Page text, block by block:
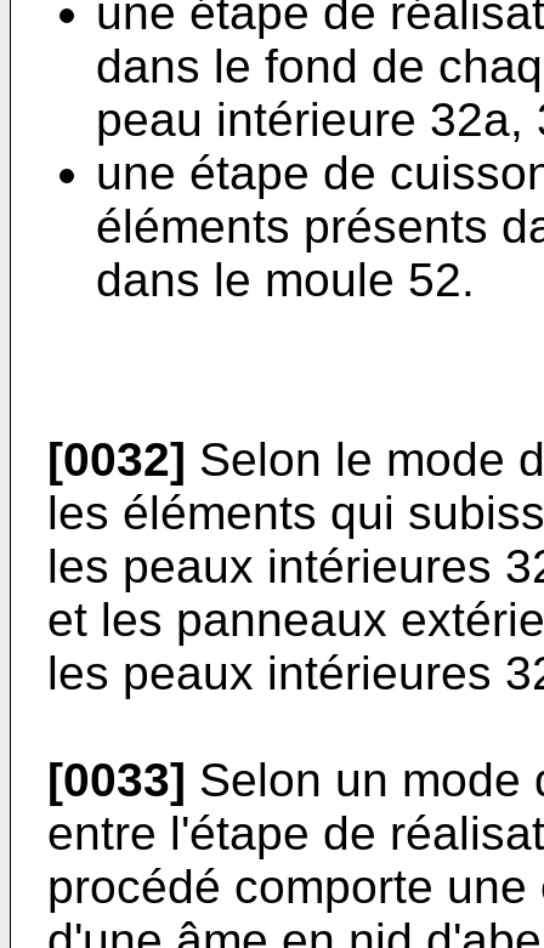
une étape de
dans le fond de
peau intérieure
une étape de
éléments présents
dans le moule 52.
[0032] Selon le mode
les éléments qui
les peaux intérieures
et les panneaux
les peaux intérieures
[0033] Selon un mode
entre l'étape de
procédé comporte